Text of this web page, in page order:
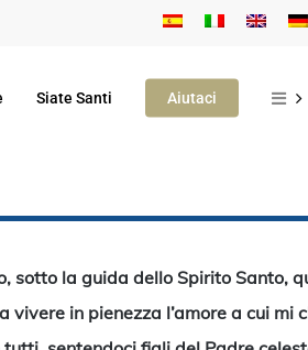
Siate Santi Aiutaci
sotto la guida dello Spirito Santo,
vivere in pienezza l’amore a cui mi